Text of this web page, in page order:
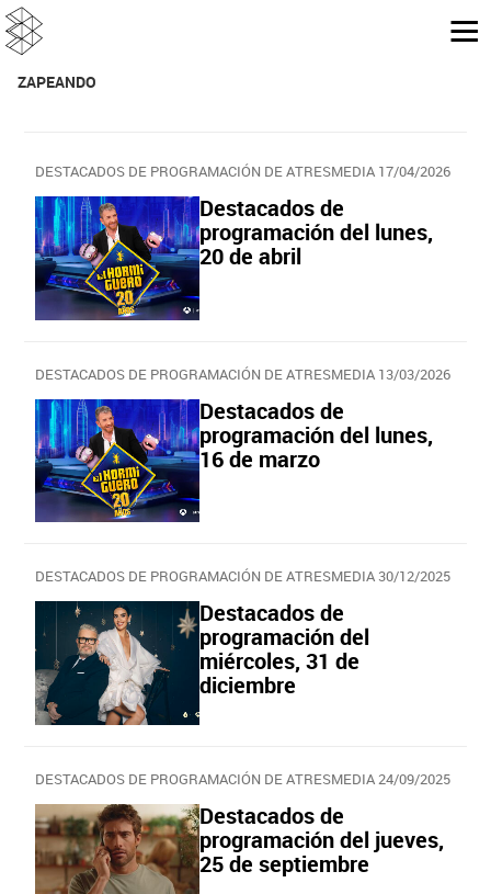
ZAPEANDO
DESTACADOS DE PROGRAMACIÓN DE ATRESMEDIA 17/04/2026
Destacados de
programación del lunes,
20 de abril
DESTACADOS DE PROGRAMACIÓN DE ATRESMEDIA 13/03/2026
Destacados de
programación del lunes,
16 de marzo
DESTACADOS DE PROGRAMACIÓN DE ATRESMEDIA 30/12/2025
Destacados de
programación del
miércoles, 31 de
diciembre
DESTACADOS DE PROGRAMACIÓN DE ATRESMEDIA 24/09/2025
Destacados de
programación del jueves,
25 de septiembre